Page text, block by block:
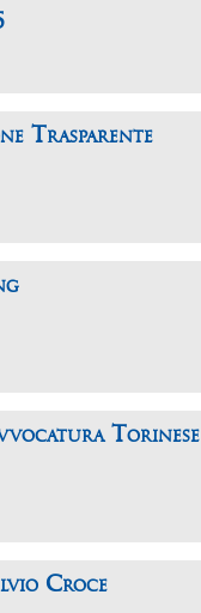
Trasparente
Torinese
Croce